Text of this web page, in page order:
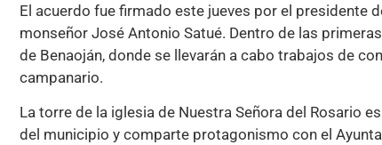
El acuerdo fue firmado este jueves por el presidente
monseñor José Antonio Satué. Dentro de las
de Benaoján, donde se llevarán a cabo trabajos de
campanario.
La torre de la iglesia de Nuestra Señora del Rosario
del municipio y comparte protagonismo con el